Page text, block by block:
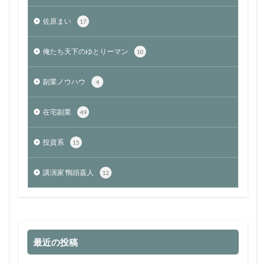
佐原まい 17
俺たち天下のゆとりーマン 10
副業ノウハウ 4
在宅副業 49
投資系 15
講演家 鴨頭嘉人 12
最近の投稿